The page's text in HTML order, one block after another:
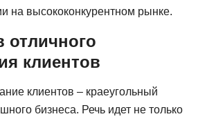
на высококонкурентном рынке.
отличного
клиентов
клиентов – краеугольный
бизнеса. Речь идет не только